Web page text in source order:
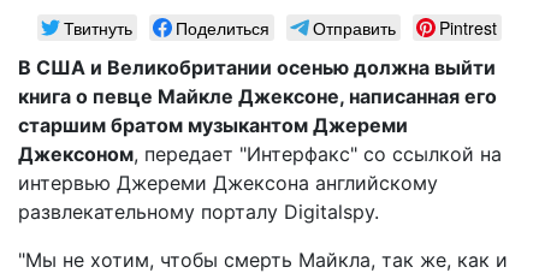
Твитнуть Поделиться Отправить
Pintrest
В США и Великобритании осенью должна выйти
книга о певце Майкле Джексоне, написанная его
старшим братом музыкантом Джереми
Джексоном, передает "Интерфакс" со ссылкой на
интервью Джереми Джексона английскому
развлекательному порталу Digitalspy.
"Мы не хотим, чтобы смерть Майкла, так же, как и